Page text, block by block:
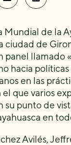
Mundial de la
ciudad de
panel llamado
hacia políticas
en las
el que varios
su punto de
en
Avilés,